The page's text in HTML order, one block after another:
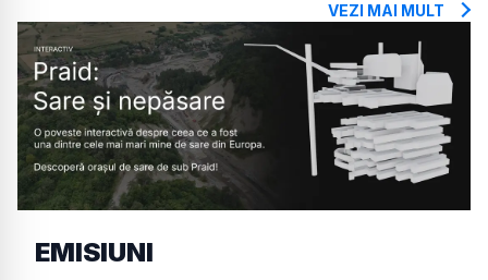
VEZI MAI MULT
EMISIUNI